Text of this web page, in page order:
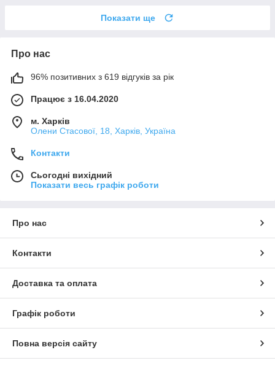
Показати ще
Про нас
96% позитивних з 619 відгуків за рік
Працює з 16.04.2020
м. Харків
Олени Стасової, 18, Харків, Україна
Контакти
Сьогодні вихідний
Показати весь графік роботи
Про нас
Контакти
Доставка та оплата
Графік роботи
Повна версія сайту